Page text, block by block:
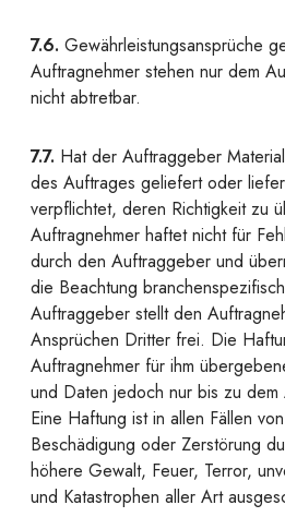
7.6. Gewährleistungsansprüche
Auftragnehmer stehen nur dem
nicht abtretbar.
7.7. Hat der Auftraggeber
des Auftrages geliefert oder
verpflichtet, deren Richtigkeit zu
Auftragnehmer haftet nicht für
durch den Auftraggeber und
die Beachtung
Auftraggeber stellt den
Ansprüchen Dritter frei. Die
Auftragnehmer für ihm
und Daten jedoch nur bis zu dem
Eine Haftung ist in allen Fällen
Beschädigung oder Zerstörung
höhere Gewalt, Feuer, Terror,
und Katastrophen aller Art